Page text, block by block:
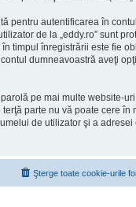
pentru autentificarea în
de la „eddy.ro” sunt
timpul înregistrării este fie
dumneavoastră aveţi
pe mai multe website-
parte nu vă poate cere
de utilizator şi a
Şterge toate cookie-urile